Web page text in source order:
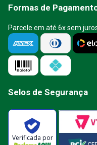
Formas de
Parcele em até 6x sem
Selos de Segurança
Verificada por